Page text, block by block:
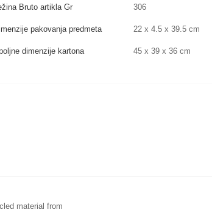
Bruto artikla Gr 306
pakovanja predmeta 22 x 4.5 x 39.5 cm
dimenzije kartona 45 x 39 x 36 cm
material from